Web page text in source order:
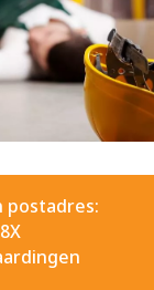
postadres: